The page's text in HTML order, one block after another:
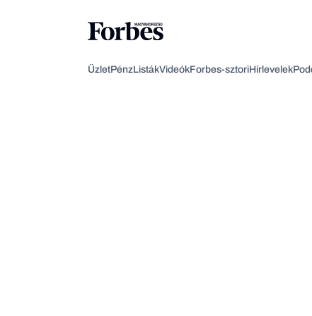
ÜzletPénzListákVideókForbes-sztoriHírlevelek